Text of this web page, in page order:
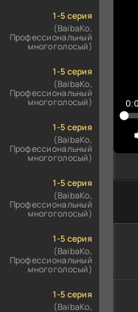
1-5 серия
(BaibaKo,
Профессиональный
многоголосый)
1-5 серия
(BaibaKo,
Профессиональный
многоголосый)
1-5 серия
(BaibaKo,
Профессиональный
многоголосый)
1-5 серия
(BaibaKo,
Профессиональный
многоголосый)
1-5 серия
(BaibaKo,
Профессиональный
многоголосый)
1-5 серия
(BaibaKo,